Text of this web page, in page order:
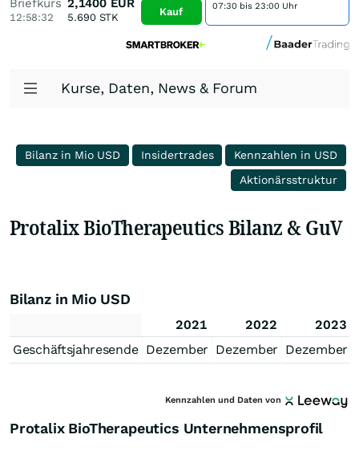
Briefkurs
12:58:32
2,1400 EUR
5.690STK Kauf 07:30 bis 23:00 Uhr
Kurse, Daten, News & Forum
Bilanz in Mio USD Insidertrades
Kennzahlen in USD
Aktionärsstruktur
Protalix BioTherapeutics Bilanz & GuV
Bilanz in Mio USD
2021 2022
2023
Geschäftsjahresende Dezember Dezember Dezember
Kennzahlen und Daten von
Protalix BioTherapeutics Unternehmensprofil